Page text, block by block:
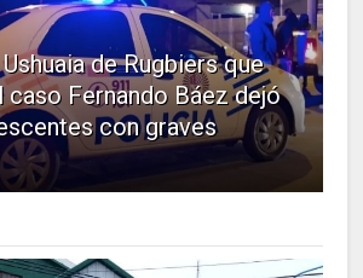
de Rugbiers que
caso Fernando Báez dejó
con graves